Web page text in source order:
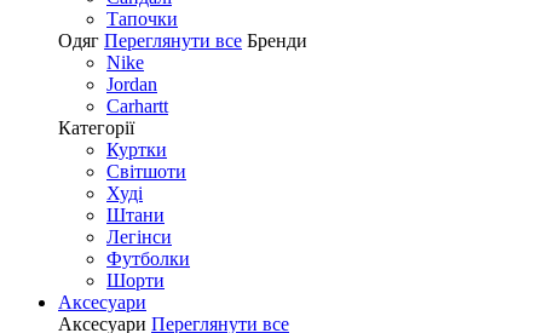
Tапочки
Одяг Переглянути все Бренди
Nike
Jordan
Carhartt
Категорії
Куртки
Світшоти
Худі
Штани
Легінси
Футболки
Шорти
Аксесуари
Аксесуари Переглянути все